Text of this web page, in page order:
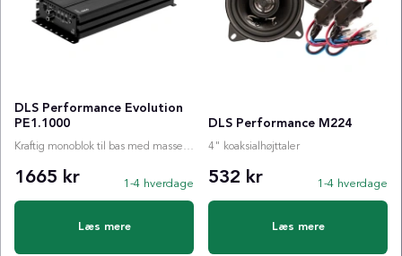
DLS Performance Evolution
PE1.1000
Kraftig monoblok til bas med masser af kraft, stabil kontrol og en lyd, der opleves som samlet, mu...
1665 kr 1-4 hverdage
Læs mere
DLS Performance M224
4" koaksialhøjttaler
532 kr 1-4 hverdage
Læs mere